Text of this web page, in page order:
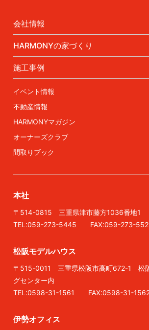
会社情報
HARMONYの家づくり
施工事例
イベント情報
不動産情報
HARMONYマガジン
オーナーズクラブ
間取りブック
本社
〒514-0815 三重県津市藤方1036番地1
TEL:059-273-5445 FAX:059-273-
松阪モデルハウス
〒515-0011 三重県松阪市高町672-1 松
グセンター内
TEL:0598-31-1561 FAX:0598-31-
伊勢オフィス